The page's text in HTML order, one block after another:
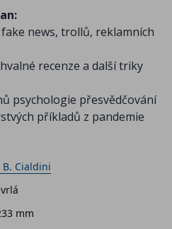
news, trollů, reklamních
recenze a další triky
psychologie přesvědčování
příkladů z pandemie
B. Cialdini
mm